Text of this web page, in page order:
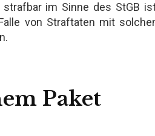
im Sinne des StGB
von Straftaten mit
Paket